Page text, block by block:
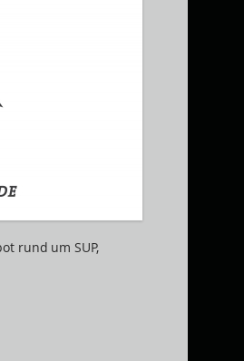
rund um SUP,